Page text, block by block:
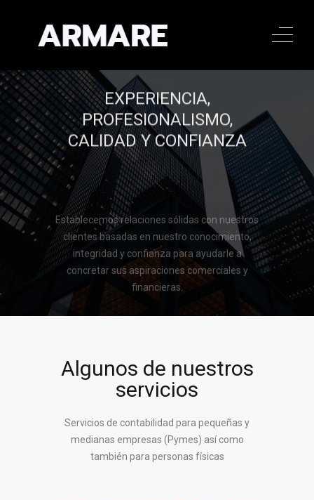
Llamar al 322 779 9188
EXPERIENCIA,
PROFESIONALISMO,
CALIDAD Y CONFIANZA
Establecemos relaciones sólidas con nuestros
clientes basadas en nuestro conocimiento,
integridad y confianza para ayudarle a
concretar sus aspiraciones comerciales y
financieras.
Llamar al 322 779 9188
CONTACTAR
Algunos de nuestros
servicios
Servicios de contabilidad para pequeñas y
medianas empresas (Pymes) así como
también para personas físicas